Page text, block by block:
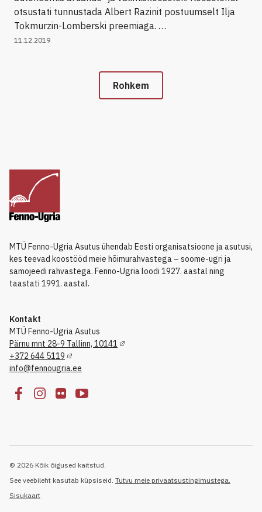
otsustati tunnustada Albert Razinit postuumselt Ilja
Tokmurzin-Lomberski preemiaga. …
11.12.2019
Rohkem
MTÜ Fenno-Ugria Asutus ühendab Eesti organisatsioone ja asutusi,
kes teevad koostööd meie hõimurahvastega – soome-ugri ja
samojeedi rahvastega. Fenno-Ugria loodi 1927. aastal ning
taastati 1991. aastal.
Kontakt
MTÜ Fenno-Ugria Asutus
Pärnu mnt 28-9 Tallinn, 10141
+372 644 5119
info@fennougria.ee
© 2026 Kõik õigused kaitstud.
See veebileht kasutab küpsiseid. Tutvu meie privaatsustingimustega.
Sisukaart